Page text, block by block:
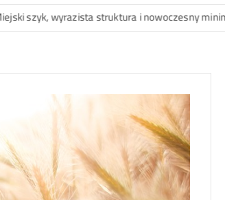
struktura i nowoczesny minimalizm